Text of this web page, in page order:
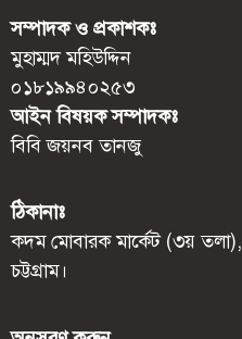
সম্পাদক ও প্রকাশকঃ
মুহাম্মদ মহিউদ্দিন
০১৮১৯৯৪০২৫৩
আইন বিষয়ক সম্পাদকঃ
বিবি জয়নব তানজু
ঠিকানাঃ
কদম মোবারক মার্কেট (৩য়
চট্টগ্রাম।